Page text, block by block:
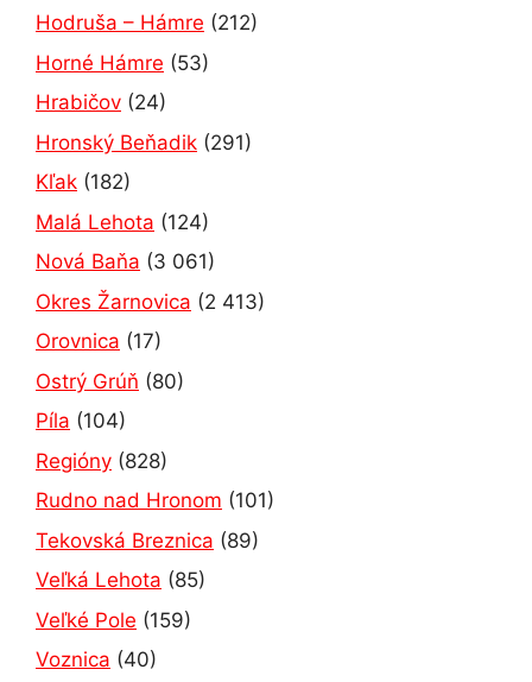
Hodruša – Hámre (212)
Horné Hámre (53)
Hrabičov (24)
Hronský Beňadik (291)
Kľak (182)
Malá Lehota (124)
Nová Baňa (3 061)
Okres Žarnovica (2 413)
Orovnica (17)
Ostrý Grúň (80)
Píla (104)
Regióny (828)
Rudno nad Hronom (101)
Tekovská Breznica (89)
Veľká Lehota (85)
Veľké Pole (159)
Voznica (40)